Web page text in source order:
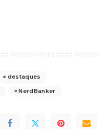
destaques
NerdBanker